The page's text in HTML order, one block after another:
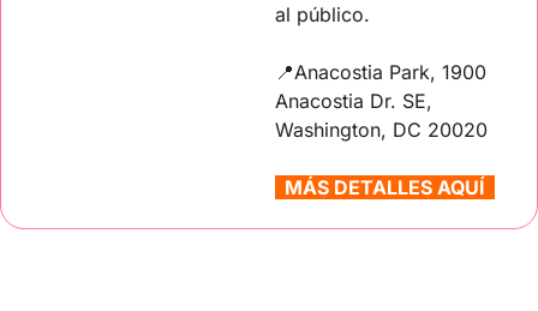
al público.
📍Anacostia Park, 1900
Anacostia Dr. SE,
Washington, DC 20020
  MÁS DETALLES AQUÍ